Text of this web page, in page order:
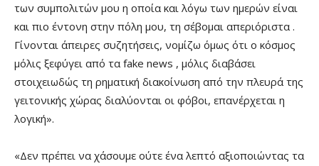
των συμπολιτών μου η οποία και λόγω των ημερών είναι
και πιο έντονη στην πόλη μου, τη σέβομαι απεριόριστα .
Γίνονται άπειρες συζητήσεις, νομίζω όμως ότι ο κόσμος
μόλις ξεφύγει από τα fake news , μόλις διαβάσει
στοιχειωδώς τη ρηματική διακοίνωση από την πλευρά της
γειτονικής χώρας διαλύονται οι φόβοι, επανέρχεται η
λογική».
«Δεν πρέπει να χάσουμε ούτε ένα λεπτό αξιοποιώντας τα